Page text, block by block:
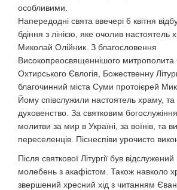
особливими.
Напередодні свята ввечері 6 квітня
бдіння з лінією, яке очолив настоятель
Миколай Олійник. З благословення
Високопреосвященнішого митрополита
Охтирського Євлогія, Божественну
благочинний міста Суми протоієрей
Йому співслужили настоятель храму,
духовенство. За святковим
молитви за мир в Україні, за воїнів, та
переселенців. Піснеспіви урочисто
Після святкової Літургії був
молебень з акафістом. Також навколо
звершений хресний хід з читанням